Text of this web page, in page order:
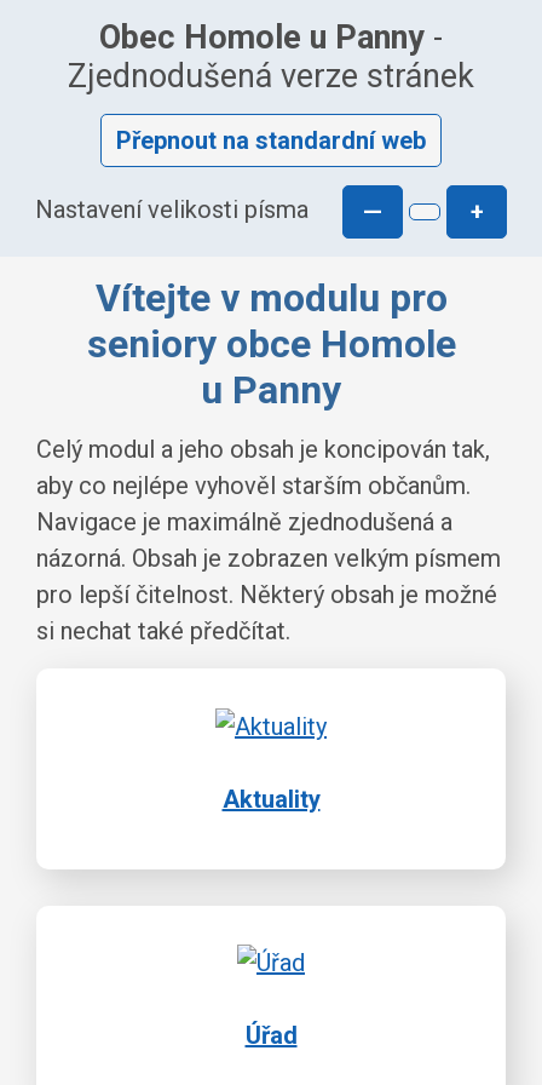
Obec Homole u Panny -
Zjednodušená verze stránek
Přepnout na standardní web
Nastavení velikosti písma — +
Vítejte v modulu pro
seniory obce Homole
u Panny
Celý modul a jeho obsah je koncipován tak,
aby co nejlépe vyhověl starším občanům.
Navigace je maximálně zjednodušená a
názorná. Obsah je zobrazen velkým písmem
pro lepší čitelnost. Některý obsah je možné
si nechat také předčítat.
Aktuality
Úřad